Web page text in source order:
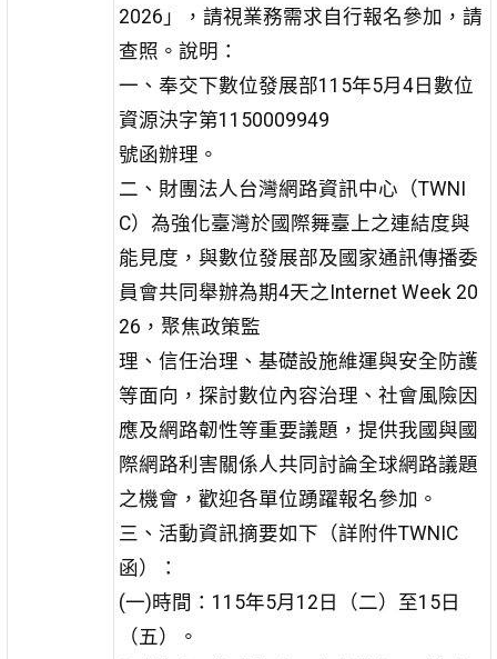
2026」，請視業務需求自行報名參加，請
查照。說明：
一、奉交下數位發展部115年5月4日數位
資源決字第1150009949
號函辦理。
二、財團法人台灣網路資訊中心（TWNI
C）為強化臺灣於國際舞臺上之連結度與
能見度，與數位發展部及國家通訊傳播委
員會共同舉辦為期4天之Internet Week 20
26，聚焦政策監
理、信任治理、基礎設施維運與安全防護
等面向，探討數位內容治理、社會風險因
應及網路韌性等重要議題，提供我國與國
際網路利害關係人共同討論全球網路議題
之機會，歡迎各單位踴躍報名參加。
三、活動資訊摘要如下（詳附件TWNIC
函）：
(一)時間：115年5月12日（二）至15日
（五）。